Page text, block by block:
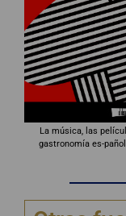
La música, las
gastronomía es-